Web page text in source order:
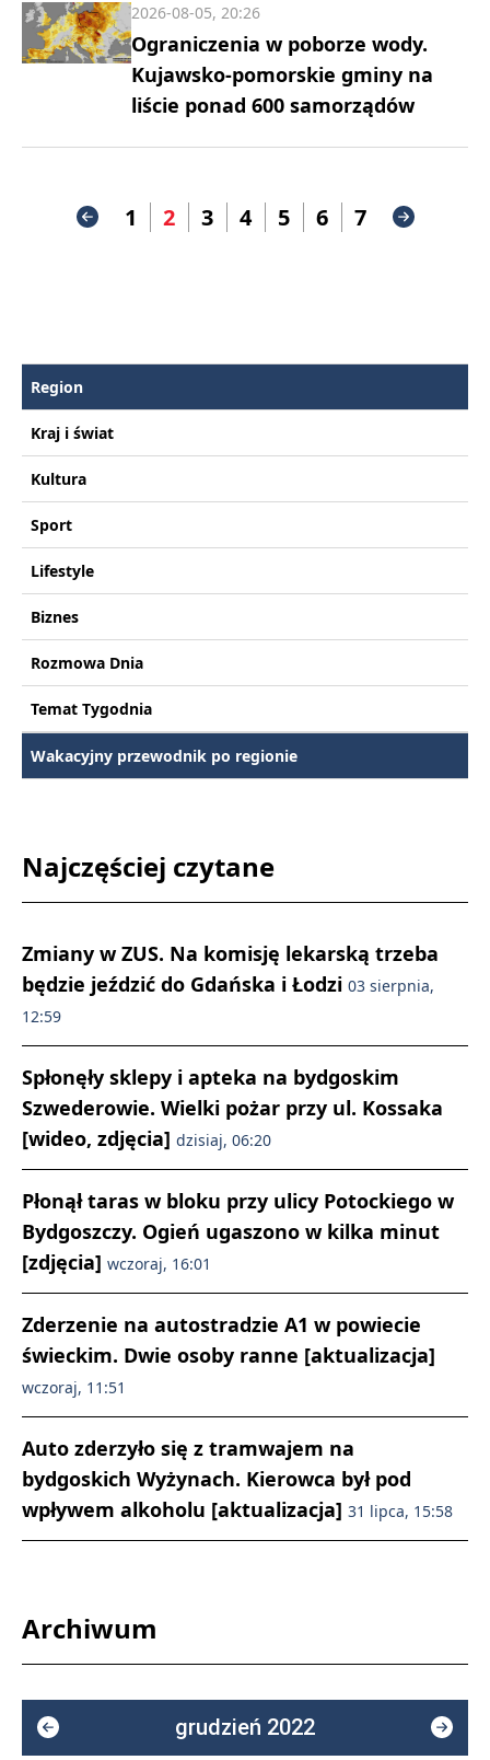
Ograniczenia w poborze wody.
Kujawsko-pomorskie gminy na
liście ponad 600 samorządów
2026-08-05, 20:26
1 2 3 4 5 6 7
Region
Kraj i świat
Kultura
Sport
Lifestyle
Biznes
Rozmowa Dnia
Temat Tygodnia
Wakacyjny przewodnik po regionie
Najczęściej czytane
Zmiany w ZUS. Na komisję lekarską trzeba
będzie jeździć do Gdańska i Łodzi 03 sierpnia,
12:59
Spłonęły sklepy i apteka na bydgoskim
Szwederowie. Wielki pożar przy ul. Kossaka
[wideo, zdjęcia] dzisiaj, 06:20
Płonął taras w bloku przy ulicy Potockiego w
Bydgoszczy. Ogień ugaszono w kilka minut
[zdjęcia] wczoraj, 16:01
Zderzenie na autostradzie A1 w powiecie
świeckim. Dwie osoby ranne [aktualizacja]
wczoraj, 11:51
Auto zderzyło się z tramwajem na
bydgoskich Wyżynach. Kierowca był pod
wpływem alkoholu [aktualizacja] 31 lipca, 15:58
Archiwum
grudzień 2022